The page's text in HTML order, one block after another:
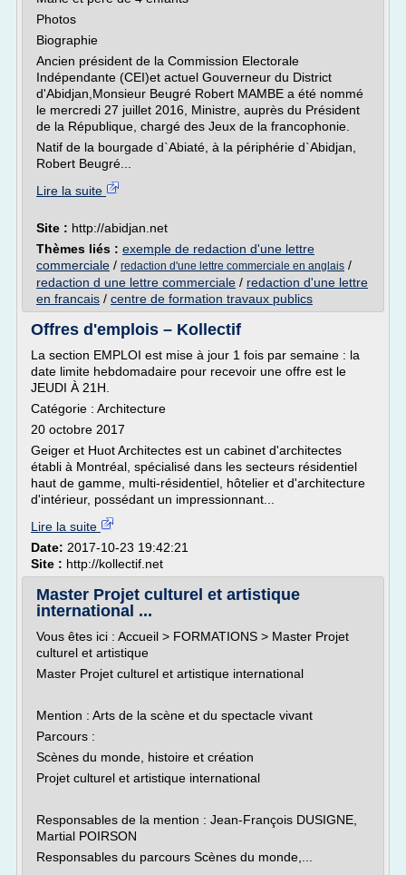
Photos
Biographie
Ancien président de la Commission Electorale
Indépendante (CEI)et actuel Gouverneur du District
d'Abidjan,Monsieur Beugré Robert MAMBE a été nommé
le mercredi 27 juillet 2016, Ministre, auprès du Président
de la République, chargé des Jeux de la francophonie.
Natif de la bourgade d`Abiaté, à la périphérie d`Abidjan,
Robert Beugré...
Lire la suite
Site : http://abidjan.net
Thèmes liés : exemple de redaction d'une lettre
commerciale / redaction d'une lettre commerciale en anglais /
redaction d une lettre commerciale / redaction d'une lettre
en francais / centre de formation travaux publics
Offres d'emplois – Kollectif
La section EMPLOI est mise à jour 1 fois par semaine : la
date limite hebdomadaire pour recevoir une offre est le
JEUDI À 21H.
Catégorie : Architecture
20 octobre 2017
Geiger et Huot Architectes est un cabinet d'architectes
établi à Montréal, spécialisé dans les secteurs résidentiel
haut de gamme, multi-résidentiel, hôtelier et d'architecture
d'intérieur, possédant un impressionnant...
Lire la suite
Date: 2017-10-23 19:42:21
Site : http://kollectif.net
Master Projet culturel et artistique
international ...
Vous êtes ici : Accueil > FORMATIONS > Master Projet
culturel et artistique
Master Projet culturel et artistique international
Mention : Arts de la scène et du spectacle vivant
Parcours :
Scènes du monde, histoire et création
Projet culturel et artistique international
Responsables de la mention : Jean-François DUSIGNE,
Martial POIRSON
Responsables du parcours Scènes du monde,...